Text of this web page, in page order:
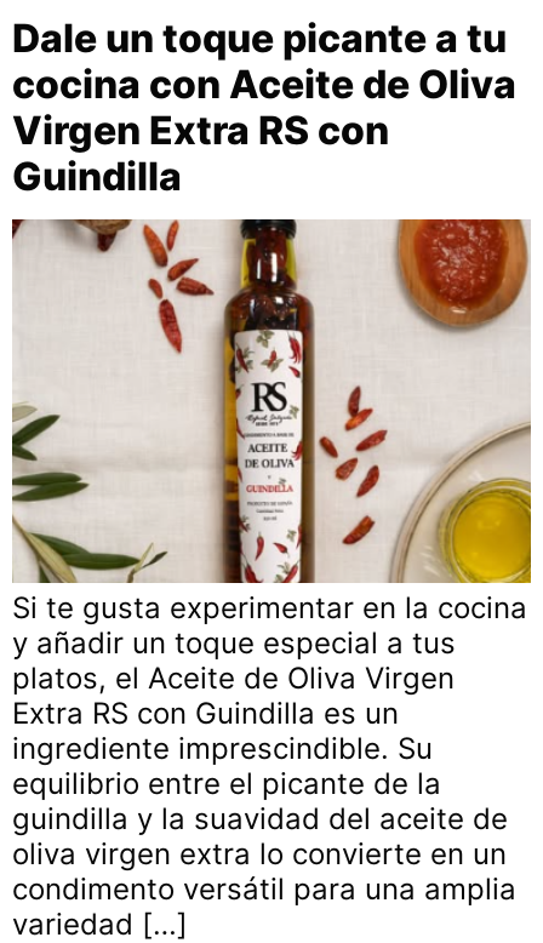
Dale un toque picante a tu
cocina con Aceite de Oliva
Virgen Extra RS con
Guindilla
Si te gusta experimentar en la cocina
y añadir un toque especial a tus
platos, el Aceite de Oliva Virgen
Extra RS con Guindilla es un
ingrediente imprescindible. Su
equilibrio entre el picante de la
guindilla y la suavidad del aceite de
oliva virgen extra lo convierte en un
condimento versátil para una amplia
variedad […]